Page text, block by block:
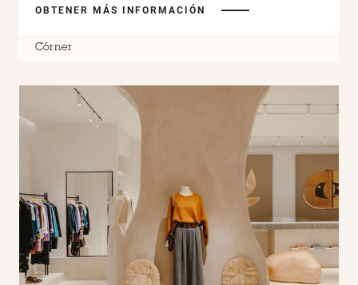
OBTENER MÁS INFORMACIÓN
Córner